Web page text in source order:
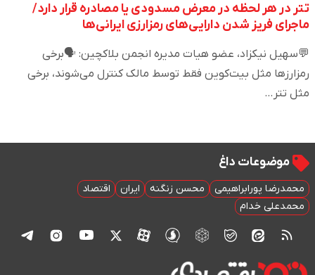
تتر در هر لحظه در معرض مسدودی یا مصادره قرار دارد/
ماجرای فریز شدن دارایی‌های رمزارزی ایرانی‌ها
💬سهیل نیکزاد، عضو هیات مدیره انجمن بلاکچین: 🗣️برخی
رمزارزها مثل بیت‌کوین فقط توسط مالک کنترل می‌شوند، برخی
مثل تتر…
موضوعات داغ
محمدرضا پورابراهیمی محسن زنگنه ایران
اقتصاد
محمدعلی خدام